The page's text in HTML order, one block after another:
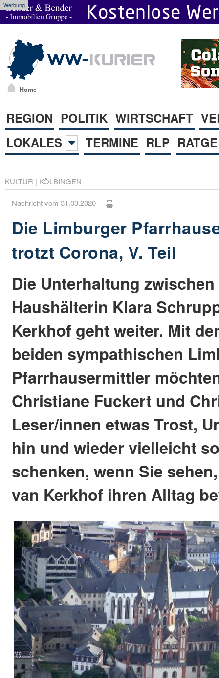
Werbung
Home
REGION POLITIK WIRTSCHAFT
LOKALES
TERMINE RLP
KULTUR | KÖLBINGEN
Nachricht vom 31.03.2020
Die Limburger
trotzt Corona, V. Teil
Die Unterhaltung
Haushälterin Klara
Kerkhof geht weiter. Mit
beiden sympathischen
Pfarrhausermittler
Christiane Fuckert und
Leser/innen etwas Trost,
hin und wieder vielleicht
schenken, wenn Sie
van Kerkhof ihren Alltag